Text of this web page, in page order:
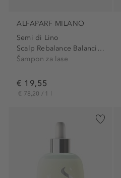
ALFAPARF MILANO
Semi di Lino
Scalp Rebalance Balancing...
Šampon za lase
€ 19,55
€ 78,20 / 1 l